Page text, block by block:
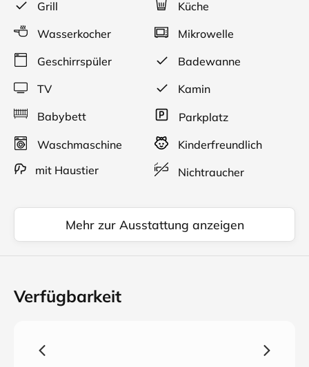
Grill
Küche
Wasserkocher
Mikrowelle
Geschirrspüler
Badewanne
TV
Kamin
Babybett
Parkplatz
Waschmaschine
Kinderfreundlich
mit Haustier
Nichtraucher
Mehr zur Ausstattung anzeigen
Verfügbarkeit